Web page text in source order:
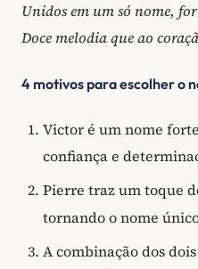
Unidos em um só nome,
Doce melodia que ao
4 motivos para escolher o
Victor é um nome
confiança e
Pierre traz um toque
tornando o nome
A combinação dos